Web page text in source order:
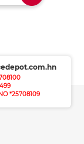
*25708109